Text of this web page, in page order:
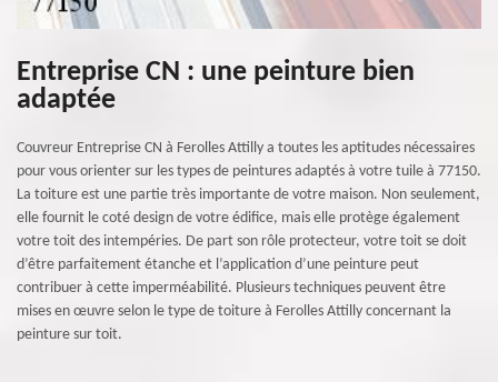
Entreprise CN : une peinture bien
adaptée
Couvreur Entreprise CN à Ferolles Attilly a toutes les aptitudes nécessaires
pour vous orienter sur les types de peintures adaptés à votre tuile à 77150.
La toiture est une partie très importante de votre maison. Non seulement,
elle fournit le coté design de votre édifice, mais elle protège également
votre toit des intempéries. De part son rôle protecteur, votre toit se doit
d’être parfaitement étanche et l’application d’une peinture peut
contribuer à cette imperméabilité. Plusieurs techniques peuvent être
mises en œuvre selon le type de toiture à Ferolles Attilly concernant la
peinture sur toit.